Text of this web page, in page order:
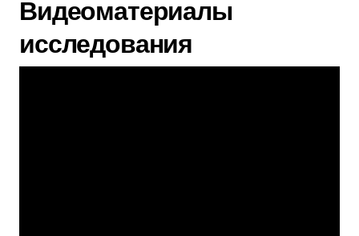
Видеоматериалы
исследования